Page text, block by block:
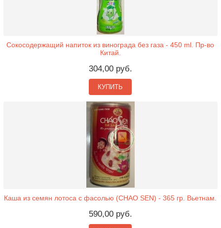
Сокосодержащий напиток из винограда без газа - 450 ml. Пр-во
Китай.
304,00 руб.
КУПИТЬ
Каша из семян лотоса с фасолью (CHAO SEN) - 365 гр. Вьетнам.
590,00 руб.